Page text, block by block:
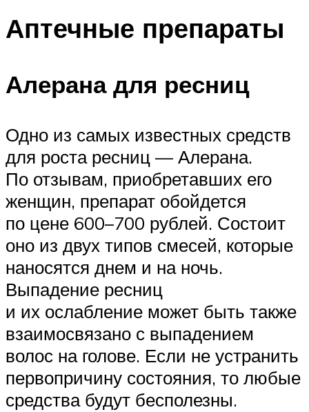
Аптечные препараты
Алерана для ресниц
Одно из самых известных средств
для роста ресниц — Алерана.
По отзывам, приобретавших его
женщин, препарат обойдется
по цене 600–700 рублей. Состоит
оно из двух типов смесей, которые
наносятся днем и на ночь.
Выпадение ресниц
и их ослабление может быть также
взаимосвязано с выпадением
волос на голове. Если не устранить
первопричину состояния, то любые
средства будут бесполезны.